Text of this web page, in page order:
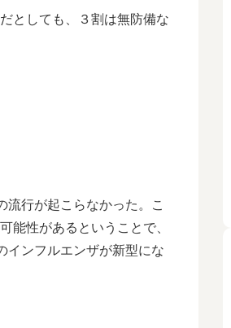
としても、３割は無防備な
流行が起こらなかった。こ
能性があるということで、
インフルエンザが新型にな